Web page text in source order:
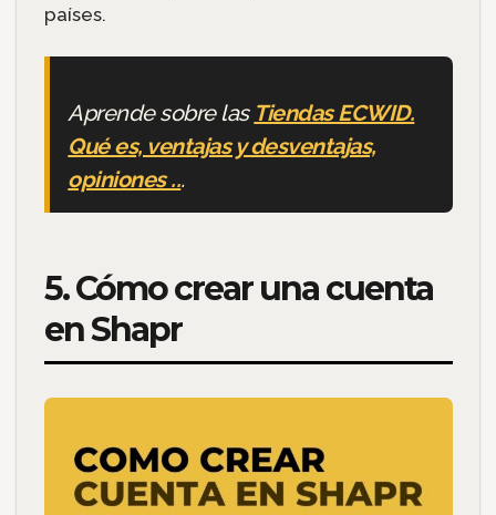
países.
Aprende sobre las Tiendas ECWID.
Qué es, ventajas y desventajas,
opiniones ...
5. Cómo crear una cuenta
en Shapr